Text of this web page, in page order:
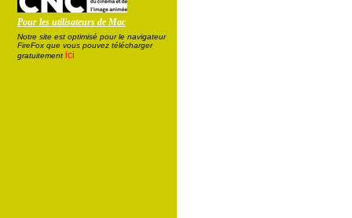
Pour les utilisateurs de Mac
Notre site est optimisé pour le navigateur
FireFox que vous pouvez télécharger
gratuitement ici